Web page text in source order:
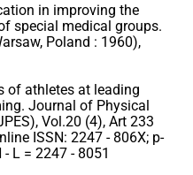
in improving the
special medical groups.
Poland : 1960),
of athletes at leading
Journal of Physical
Vol.20 (4), Art 233
ISSN: 2247 - 806X; p-
L = 2247 - 8051